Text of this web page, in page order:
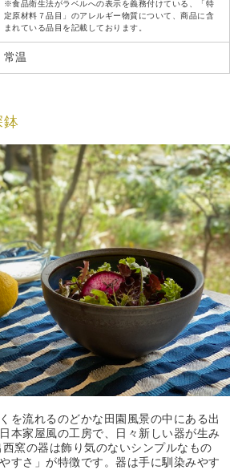
※食品衛生法がラベルへの表示を義務付けている、「特
定原材料７品目」のアレルギー物質について、商品に含
まれている品目を記載しております。
常温
を流れるのどかな田園風景の中にある出
本家屋風の工房で、日々新しい器が生み
窯の器は飾り気のないシンプルなもの
すさ」が特徴です。器は手に馴染みやす